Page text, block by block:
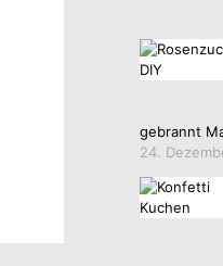
gebrannt
24.